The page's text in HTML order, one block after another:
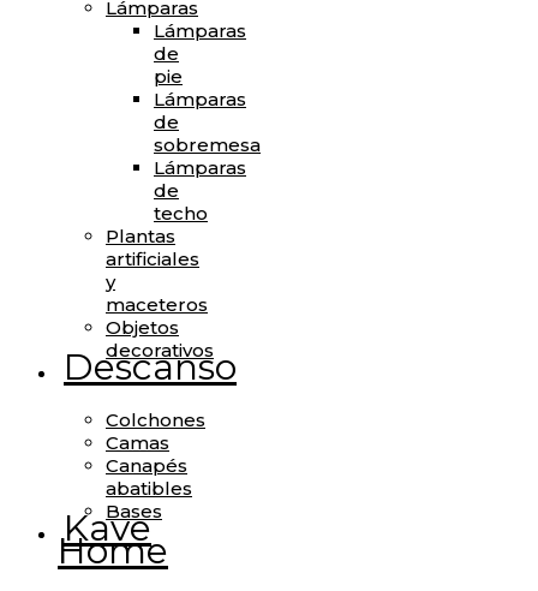
Lámparas
Lámparas
de
pie
Lámparas
de
sobremesa
Lámparas
de
techo
Plantas
artificiales
y
maceteros
Objetos
decorativos
Descanso
Colchones
Camas
Canapés
abatibles
Bases
Kave
Home